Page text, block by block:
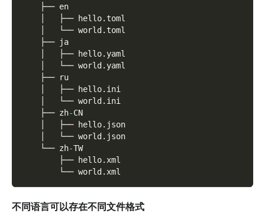
    ├── en
    │   ├── hello
. toml
    │   └── world
. toml
    ├── ja
    │   ├── hello
. yaml
    │   └── world
. yaml
    ├── ru
    │   ├── hello
. ini
    │   └── world
. ini
    ├── zh
-CN
    │   ├── hello
. json
    │   └── world
. json
    └── zh
-TW
        ├── hello
. xml
        └── world
. xml
不同语言可以存在不同文件格式